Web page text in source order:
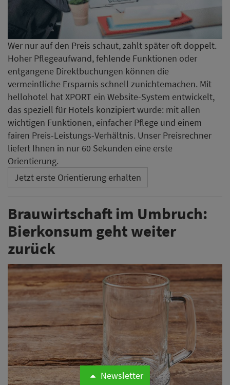
Wer nur auf den Preis schaut, zahlt später oft doppelt.
Hoher Pflegeaufwand, fehlende Funktionen oder
entgangene Direktbuchungen können die
vermeintliche Ersparnis schnell zunichtemachen. Mit
hellohotel hat XPORT ein Website-System entwickelt,
das speziell für Hotels konzipiert wurde: mit allen
wichtigen Funktionen, einfacher Pflege und einem
fairen Preis-Leistungs-Verhältnis. Unser Preisrechner
liefert Ihnen in nur 60 Sekunden eine erste
Orientierung.
Jetzt erste Orientierung erhalten
Brauwirtschaft im Umbruch:
Bierkonsum geht weiter
zurück
Newsletter